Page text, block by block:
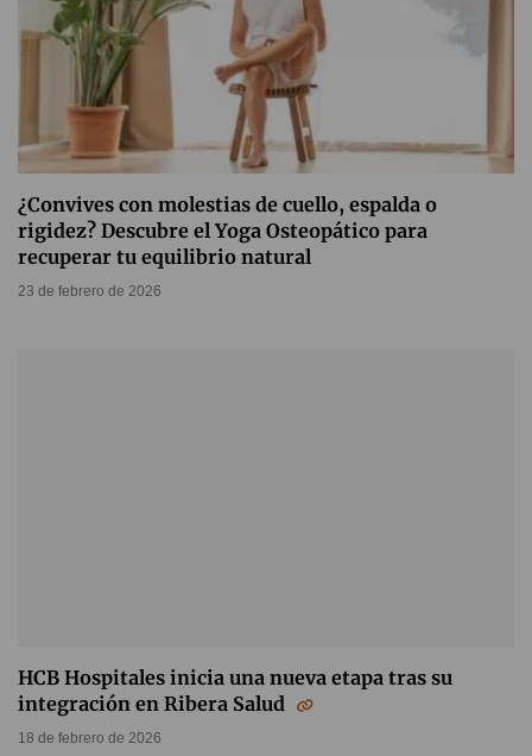
¿Convives con molestias de cuello, espalda o
rigidez? Descubre el Yoga Osteopático para
recuperar tu equilibrio natural
23 de febrero de 2026
HCB Hospitales inicia una nueva etapa tras su
integración en Ribera Salud
18 de febrero de 2026